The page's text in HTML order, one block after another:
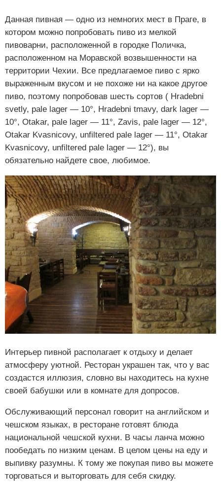
Данная пивная — одно из немногих мест в Праге, в
котором можно попробовать пиво из мелкой
пивоварни, расположенной в городке Поличка,
расположенном на Моравской возвышенности на
территории Чехии. Все предлагаемое пиво с ярко
выраженным вкусом и не похоже ни на какое другое
пиво, поэтому попробовав шесть сортов ( Hradebni
svetly, pale lager — 10°, Hradebni tmavy, dark lager —
10°, Otakar, pale lager — 11°, Zavis, pale lager — 12°,
Otakar Kvasnicovy, unfiltered pale lager — 11°, Otakar
Kvasnicovy, unfiltered pale lager — 12°), вы
обязательно найдете свое, любимое.
Интерьер пивной располагает к отдыху и делает
атмосферу уютной. Ресторан украшен так, что у вас
создастся иллюзия, словно вы находитесь на кухне
своей бабушки или в комнате для допросов.
Обслуживающий персонал говорит на английском и
чешском языках, в ресторане готовят блюда
национальной чешской кухни. В часы ланча можно
пообедать по низким ценам. В целом цены на еду и
выпивку разумны. К тому же покупая пиво вы можете
торговаться и выторговать для себя скидку.